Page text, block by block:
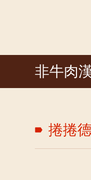
非牛肉
捲捲